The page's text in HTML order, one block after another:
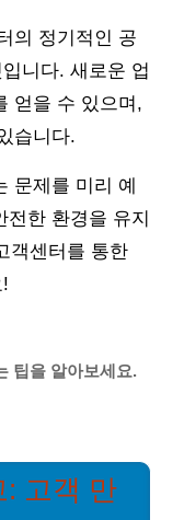
의 정기적인 공
니다. 새로운 업
얻을 수 있으며,
습니다.
문제를 미리 예
전한 환경을 유지
객센터를 통한
팁을 알아보세요.
: 고객 만